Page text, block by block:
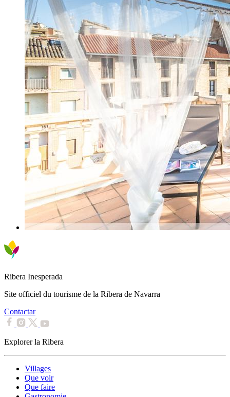
Ribera Inesperada
Site officiel du tourisme de la Ribera de Navarra
Contactar
Explorer la Ribera
Villages
Que voir
Que faire